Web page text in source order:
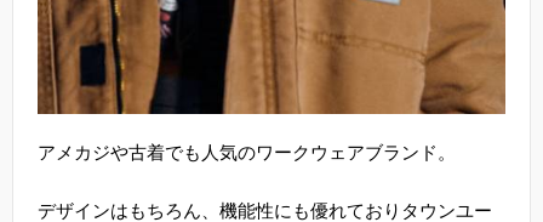
アメカジや古着でも人気のワークウェアブランド。
デザインはもちろん、機能性にも優れておりタウンユー